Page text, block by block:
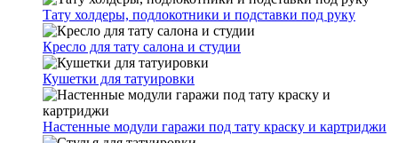
Тату холдеры, подлокотники и подставки под руку
Кресло для тату салона и студии
Кушетки для татуировки
Настенные модули гаражи под тату краску и картриджи